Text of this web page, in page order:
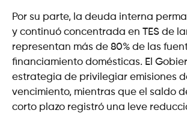
Por su parte, la deuda interna
y continuó concentrada en TES de
representan más de 80% de las
financiamiento domésticas. El
estrategia de privilegiar emisiones
vencimiento, mientras que el saldo
corto plazo registró una leve